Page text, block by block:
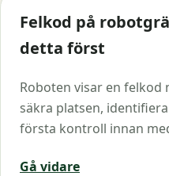
Felkod på
detta först
Roboten visar en felkod
säkra platsen,
första kontroll innan
Gå vidare